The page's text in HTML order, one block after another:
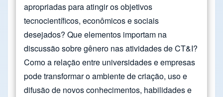
apropriadas para atingir os objetivos
tecnocientíficos, econômicos e sociais
desejados? Que elementos importam na
discussão sobre gênero nas atividades de CT&I?
Como a relação entre universidades e empresas
pode transformar o ambiente de criação, uso e
difusão de novos conhecimentos, habilidades e